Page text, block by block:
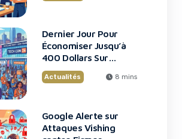
Dernier Jour Pour
Économiser Jusqu’à
400 Dollars Sur
TechCrunch Disrupt
2026
Actualités 8 mins
Google Alerte sur
Attaques Vishing